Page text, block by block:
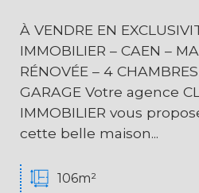
À VENDRE EN
IMMOBILIER – CAEN –
RÉNOVÉE – 4
GARAGE Votre agence
IMMOBILIER vous
cette belle maison...
106m²